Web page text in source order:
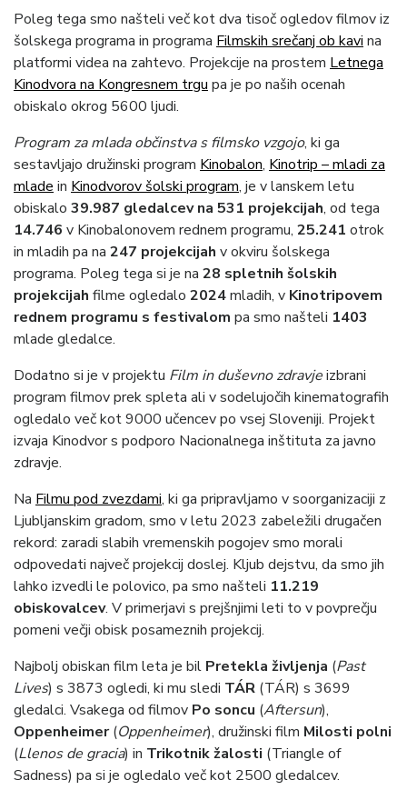
Poleg tega smo našteli več kot dva tisoč ogledov filmov iz
šolskega programa in programa Filmskih srečanj ob kavi na
platformi videa na zahtevo. Projekcije na prostem Letnega
Kinodvora na Kongresnem trgu pa je po naših ocenah
obiskalo okrog 5600 ljudi.
Program za mlada občinstva s filmsko vzgojo, ki ga
sestavljajo družinski program Kinobalon, Kinotrip – mladi za
mlade in Kinodvorov šolski program, je v lanskem letu
obiskalo 39.987 gledalcev na 531 projekcijah, od tega
14.746 v Kinobalonovem rednem programu, 25.241 otrok
in mladih pa na 247 projekcijah v okviru šolskega
programa. Poleg tega si je na 28 spletnih šolskih
projekcijah filme ogledalo 2024mladih, v Kinotripovem
rednem programu s festivalom pa smo našteli 1403
mlade gledalce.
Dodatno si je v projektu Film in duševno zdravjeizbrani
program filmov prek spleta ali v sodelujočih kinematografih
ogledalo več kot 9000 učencev po vsej Sloveniji. Projekt
izvaja Kinodvor s podporo Nacionalnega inštituta za javno
zdravje.
Na Filmu pod zvezdami, ki ga pripravljamo v soorganizaciji z
Ljubljanskim gradom, smo v letu 2023 zabeležili drugačen
rekord: zaradi slabih vremenskih pogojev smo morali
odpovedati največ projekcij doslej. Kljub dejstvu, da smo jih
lahko izvedli le polovico, pa smo našteli 11.219
obiskovalcev. V primerjavi s prejšnjimi leti to v povprečju
pomeni večji obisk posameznih projekcij.
Najbolj obiskan film leta je bil Pretekla življenja (Past
Lives) s 3873 ogledi, ki mu sledi TÁR (TÁR) s 3699
gledalci. Vsakega od filmov Po soncu (Aftersun),
Oppenheimer(Oppenheimer), družinski film Milosti polni
(Llenos de gracia) in Trikotnik žalosti (Triangle of
Sadness) pa si je ogledalo več kot 2500 gledalcev.